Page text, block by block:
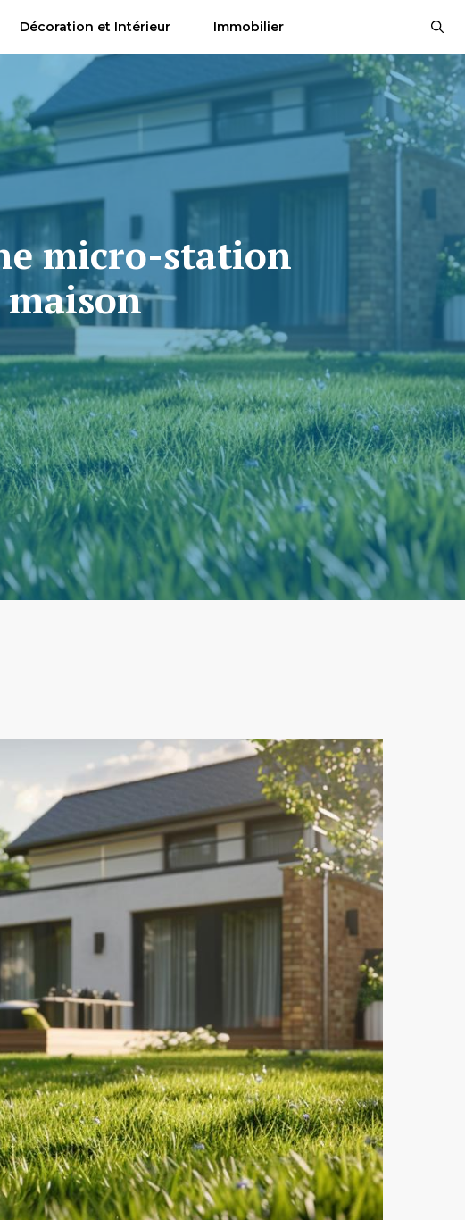
Décoration et Intérieur Immobilier
micro-station